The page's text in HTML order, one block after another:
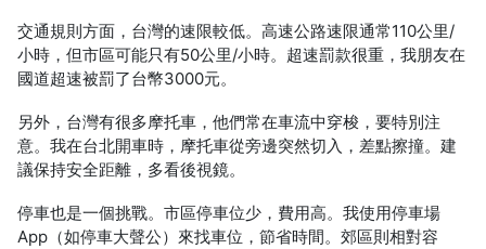
交通規則方面，台灣的速限較低。高速公路速限通常110公里/
小時，但市區可能只有50公里/小時。超速罰款很重，我朋友在
國道超速被罰了台幣3000元。
另外，台灣有很多摩托車，他們常在車流中穿梭，要特別注
意。我在台北開車時，摩托車從旁邊突然切入，差點擦撞。建
議保持安全距離，多看後視鏡。
停車也是一個挑戰。市區停車位少，費用高。我使用停車場
App（如停車大聲公）來找車位，節省時間。郊區則相對容